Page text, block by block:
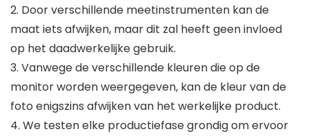
2. Door verschillende meetinstrumenten kan de
maat iets afwijken, maar dit zal heeft geen invloed
op het daadwerkelijke gebruik.
3. Vanwege de verschillende kleuren die op de
monitor worden weergegeven, kan de kleur van de
foto enigszins afwijken van het werkelijke product.
4. We testen elke productiefase grondig om ervoor